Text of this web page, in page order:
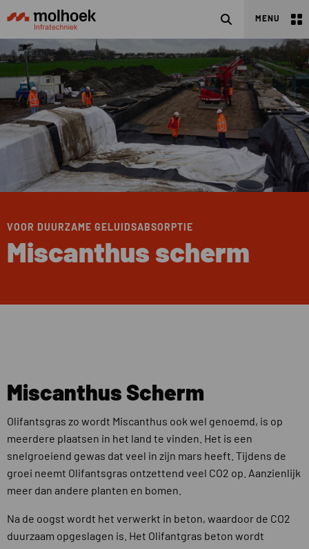
ZoekenMENU
VOOR DUURZAME GELUIDSABSORPTIE
Miscanthus scherm
Miscanthus Scherm
Olifantsgras zo wordt Miscanthus ook wel genoemd, is op
meerdere plaatsen in het land te vinden. Het is een
snelgroeiend gewas dat veel in zijn mars heeft. Tijdens de
groei neemt Olifantsgras ontzettend veel CO2 op. Aanzienlijk
meer dan andere planten en bomen.
Na de oogst wordt het verwerkt in beton, waardoor de CO2
duurzaam opgeslagen is. Het Olifantgras beton wordt